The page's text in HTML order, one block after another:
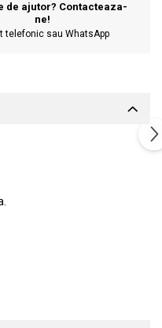
de ajutor? Contacteaza-
ne!
telefonic sau WhatsApp